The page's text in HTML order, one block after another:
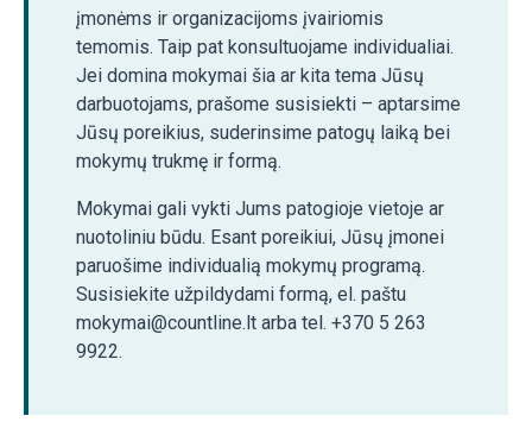
įmonėms ir organizacijoms įvairiomis
temomis. Taip pat konsultuojame individualiai.
Jei domina mokymai šia ar kita tema Jūsų
darbuotojams, prašome susisiekti – aptarsime
Jūsų poreikius, suderinsime patogų laiką bei
mokymų trukmę ir formą.
Mokymai gali vykti Jums patogioje vietoje ar
nuotoliniu būdu. Esant poreikiui, Jūsų įmonei
paruošime individualią mokymų programą.
Susisiekite užpildydami formą, el. paštu
mokymai@countline.lt arba tel. +370 5 263
9922.